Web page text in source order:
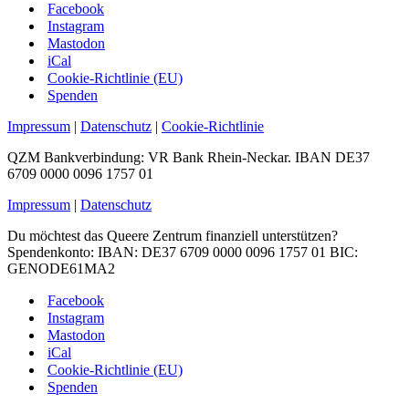
Facebook
Instagram
Mastodon
iCal
Cookie-Richtlinie (EU)
Spenden
Impressum | Datenschutz | Cookie-Richtlinie
QZM Bankverbindung: VR Bank Rhein-Neckar. IBAN DE37
6709 0000 0096 1757 01
Impressum | Datenschutz
Du möchtest das Queere Zentrum finanziell unterstützen?
Spendenkonto: IBAN: DE37 6709 0000 0096 1757 01 BIC:
GENODE61MA2
Facebook
Instagram
Mastodon
iCal
Cookie-Richtlinie (EU)
Spenden